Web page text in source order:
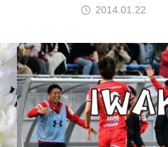
2014.01.22